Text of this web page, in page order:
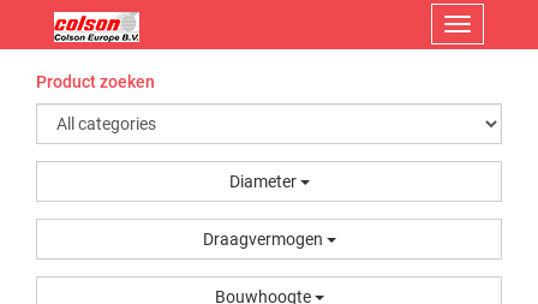
Menu
Product zoeken
Diameter
Draagvermogen
Bouwhoogte